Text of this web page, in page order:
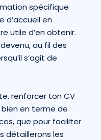
spécifique
d’accueil en
utile d’en obtenir.
au fil des
s’agit de
renforcer ton CV
en terme de
que pour faciliter
détaillerons les